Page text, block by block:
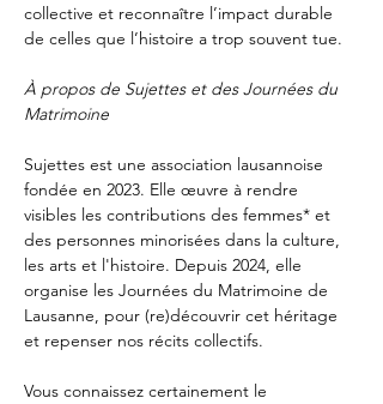
collective et reconnaître l’impact durable
de celles que l’histoire a trop souvent tue.
À propos de Sujettes et des Journées du
Matrimoine
Sujettes est une association lausannoise
fondée en 2023. Elle œuvre à rendre
visibles les contributions des femmes* et
des personnes minorisées dans la culture,
les arts et l'histoire. Depuis 2024, elle
organise les Journées du Matrimoine de
Lausanne, pour (re)découvrir cet héritage
et repenser nos récits collectifs.
Vous connaissez certainement le